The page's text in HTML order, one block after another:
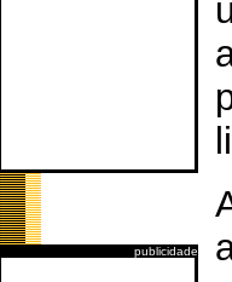
publicidade